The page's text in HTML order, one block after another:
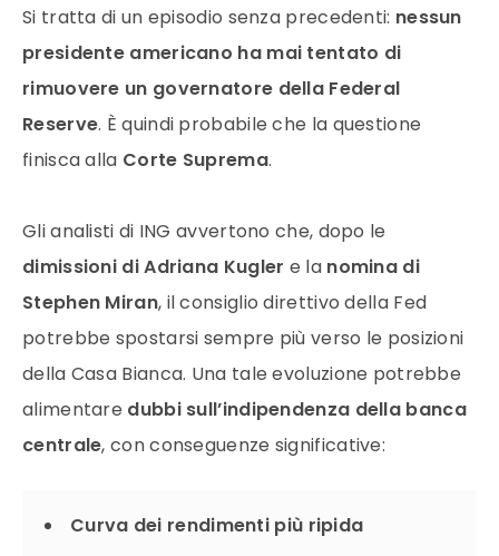
Si tratta di un episodio senza precedenti: nessun
presidente americano ha mai tentato di
rimuovere un governatore della Federal
Reserve. È quindi probabile che la questione
finisca alla Corte Suprema.
Gli analisti di ING avvertono che, dopo le
dimissioni di Adriana Kugler e la nomina di
Stephen Miran, il consiglio direttivo della Fed
potrebbe spostarsi sempre più verso le posizioni
della Casa Bianca. Una tale evoluzione potrebbe
alimentare dubbi sull’indipendenza della banca
centrale, con conseguenze significative:
Curva dei rendimenti più ripida